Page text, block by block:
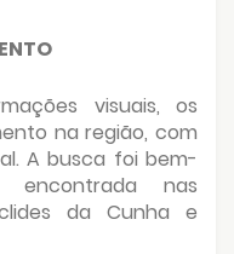
visuais, os
na região, com
A busca foi bem-
nas
da Cunha e